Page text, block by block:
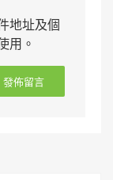
地址及個
用。